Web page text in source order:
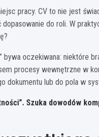
pracy. CV to nie jest
do roli. W
bywa oczekiwana: niektóre
procesy wewnętrzne w
dokumentu lub do pola w
Szuka dowodów